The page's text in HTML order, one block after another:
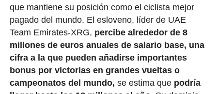
que mantiene su posición como el ciclista mejor
pagado del mundo. El esloveno, líder de UAE
Team Emirates-XRG, percibe alrededor de 8
millones de euros anuales de salario base, una
cifra a la que pueden añadirse importantes
bonus por victorias en grandes vueltas o
campeonatos del mundo, se estima quepodría